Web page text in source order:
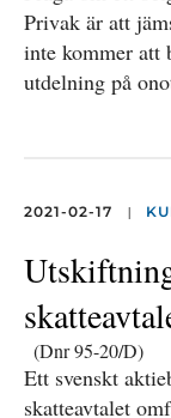
Privak är att
inte kommer att
utdelning på
2021-02-17 |
(Dnr 95-20/D)
Ett svenskt
skatteavtalet